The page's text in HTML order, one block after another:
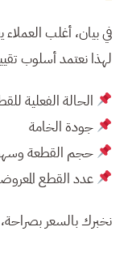
في بيان، أغلب
لهذا نعتمد أسلوب
الحالة الفعلية
جودة الخامة
حجم القطعة
عدد القطع
نخبرك بالسعر بصراحة،